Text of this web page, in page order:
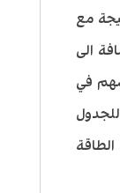
مع
الى
في